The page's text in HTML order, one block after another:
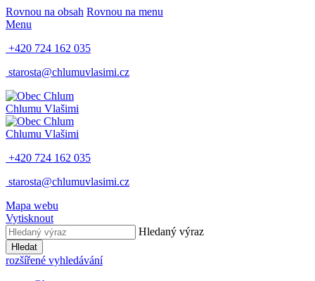
Rovnou na obsah Rovnou na menu
Menu
+420 724 162 035
starosta@chlumuvlasimi.cz
Chlumu Vlašimi
Chlumu Vlašimi
+420 724 162 035
starosta@chlumuvlasimi.cz
Mapa webu
Vytisknout
Hledaný výraz
Hledat
rozšířené vyhledávání